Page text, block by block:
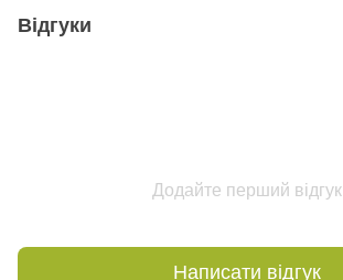
Відгуки
Додайте перший відгук
Написати відгук